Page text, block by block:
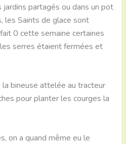
jardins partagés ou dans un pot
les Saints de glace sont
0 cette semaine certaines
serres étaient fermées et
la bineuse attelée au tracteur
pour planter les courges la
on a quand même eu le